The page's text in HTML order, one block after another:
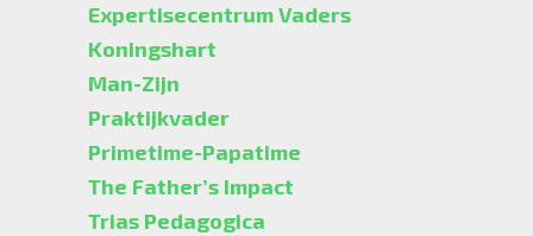
Expertisecentrum Vaders
Koningshart
Man-Zijn
Praktijkvader
Primetime-Papatime
The Father’s Impact
Trias Pedagogica